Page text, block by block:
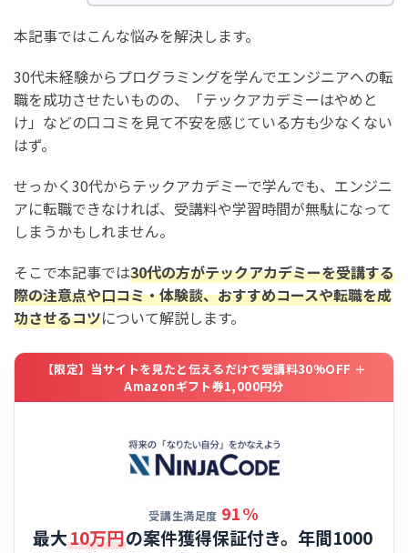
本記事ではこんな悩みを解決します。
30代未経験からプログラミングを学んでエンジニアへの転
職を成功させたいものの、「テックアカデミーはやめと
け」などの口コミを見て不安を感じている方も少なくない
はず。
せっかく30代からテックアカデミーで学んでも、エンジニ
アに転職できなければ、受講料や学習時間が無駄になって
しまうかもしれません。
そこで本記事では30代の方がテックアカデミーを受講する
際の注意点や口コミ・体験談、おすすめコースや転職を成
功させるコツについて解説します。
【限定】当サイトを見たと伝えるだけで受講料30%OFF ＋
Amazonギフト券1,000円分
受講生満足度 91%
最大10万円の案件獲得保証付き。年間1000